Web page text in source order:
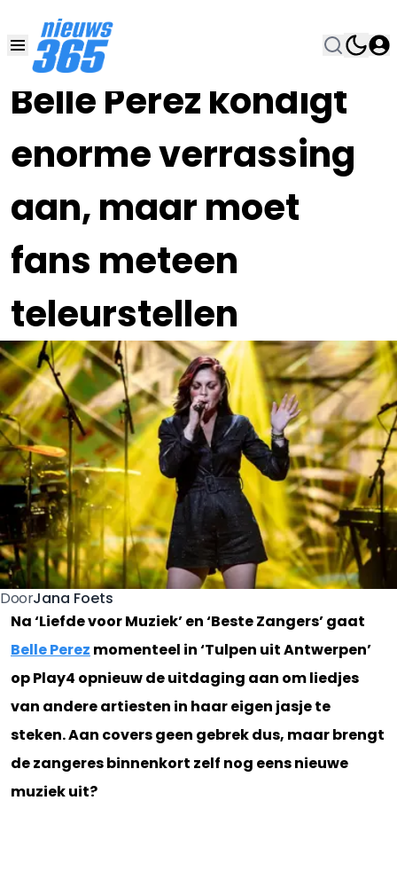
Belle Perez kondigt
enorme verrassing
aan, maar moet
fans meteen
teleurstellen
15 FEB 2023, 21:30
DoorJana Foets
Na ‘Liefde voor Muziek’ en ‘Beste Zangers’ gaat
Belle Perez momenteel in ‘Tulpen uit Antwerpen’
op Play4 opnieuw de uitdaging aan om liedjes
van andere artiesten in haar eigen jasje te
steken. Aan covers geen gebrek dus, maar brengt
de zangeres binnenkort zelf nog eens nieuwe
muziek uit?